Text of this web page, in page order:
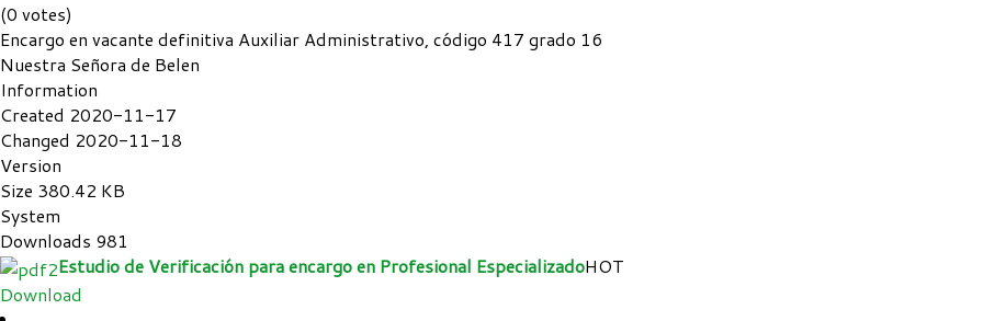
(0 votes)
Encargo en vacante definitiva Auxiliar Administrativo, código 417 grado 16
Nuestra Señora de Belen
Information
Created 2020-11-17
Changed 2020-11-18
Version
Size 380.42 KB
System
Downloads 981
Estudio de Verificación para encargo en Profesional EspecializadoHOT
Download